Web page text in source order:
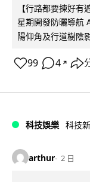
【行路都要揀好
星期開發防曬導航
陽仰角及行道樹陰
99 4 ↗
科技娛樂 科技
arthur 2 日